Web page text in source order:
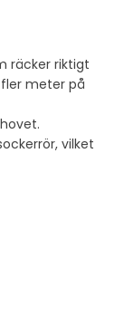
räcker riktigt
meter på
vilket